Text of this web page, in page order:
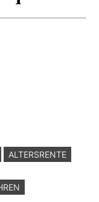
ALTERSRENTE